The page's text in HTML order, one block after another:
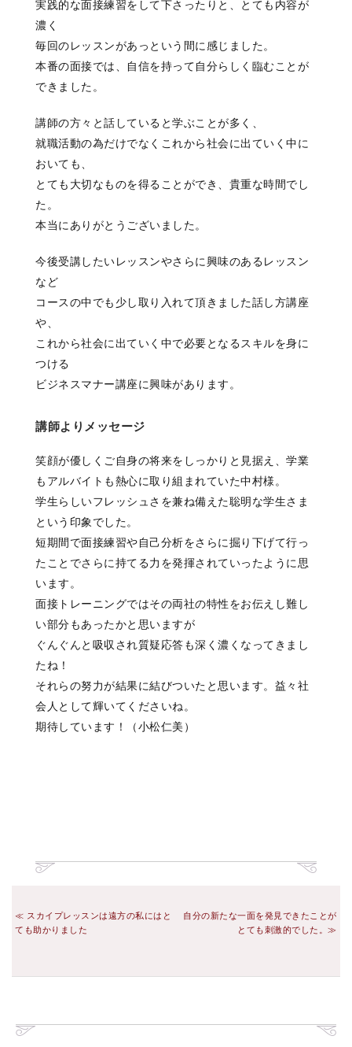
実践的な面接練習をして下さったりと、とても内容が
濃く
毎回のレッスンがあっという間に感じました。
本番の面接では、自信を持って自分らしく臨むことが
できました。
講師の方々と話していると学ぶことが多く、
就職活動の為だけでなくこれから社会に出ていく中に
おいても、
とても大切なものを得ることができ、貴重な時間でし
た。
本当にありがとうございました。
今後受講したいレッスンやさらに興味のあるレッスン
など
コースの中でも少し取り入れて頂きました話し方講座
や、
これから社会に出ていく中で必要となるスキルを身に
つける
ビジネスマナー講座に興味があります。
講師よりメッセージ
笑顔が優しくご自身の将来をしっかりと見据え、学業
もアルバイトも熱心に取り組まれていた中村様。
学生らしいフレッシュさを兼ね備えた聡明な学生さま
という印象でした。
短期間で面接練習や自己分析をさらに掘り下げて行っ
たことでさらに持てる力を発揮されていったように思
います。
面接トレーニングではその両社の特性をお伝えし難し
い部分もあったかと思いますが
ぐんぐんと吸収され質疑応答も深く濃くなってきまし
たね！
それらの努力が結果に結びついたと思います。益々社
会人として輝いてくださいね。
期待しています！（小松仁美）
スカイプレッスンは遠方の私にはと
ても助かりました
自分の新たな一面を発見できたことが
とても刺激的でした。